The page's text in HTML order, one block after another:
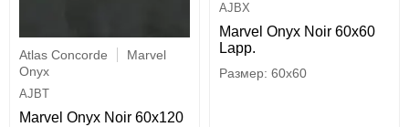
Atlas Concorde
Marvel
Onyx
AJBT
Marvel Onyx Noir 60x120
AJBX
Marvel Onyx Noir 60x60
Lapp.
60x60